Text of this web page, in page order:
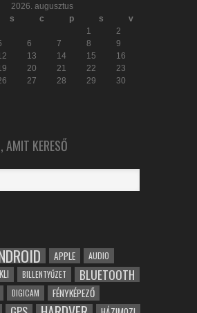
2026. augusztus
s c p s
v
1
2
6 7 8
9
13 14 15
16
20 21 22
23
27 28 29
30
AMIT KERESŐ
APPLE AUDIO
BILLENTYŰZET BLUETOOTH
DIGICAM FÉNYKÉPEZŐ